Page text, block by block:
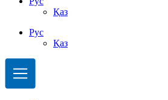
Қаз
Рус
Қаз